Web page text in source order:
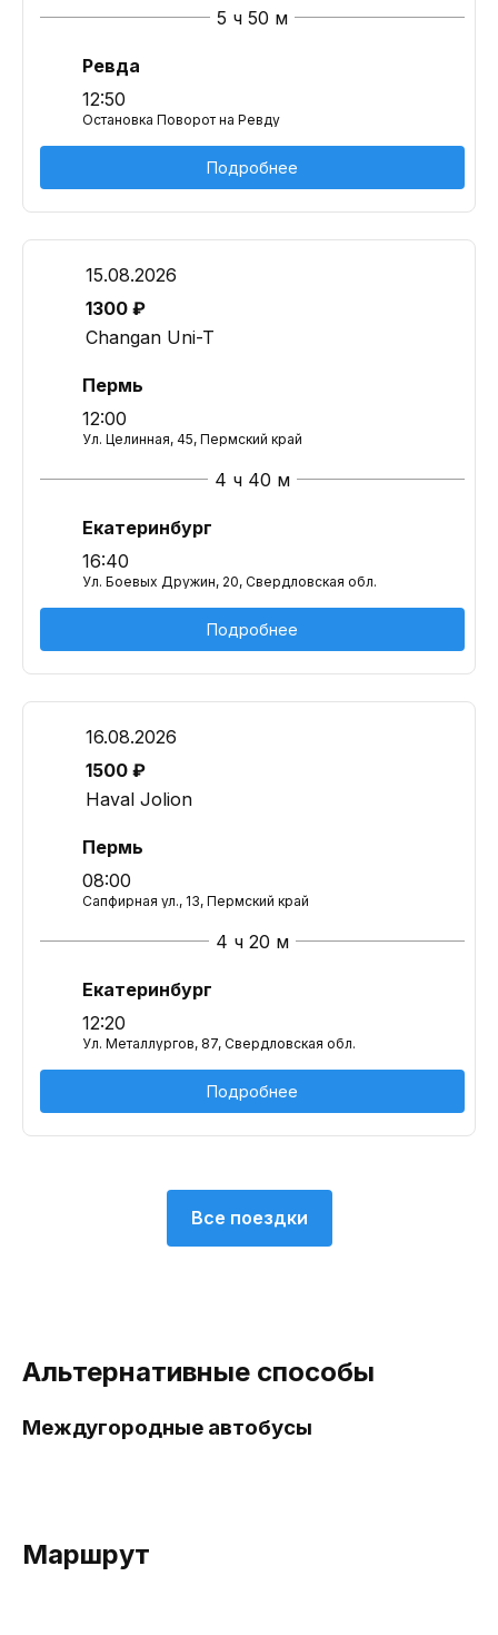
5 ч 50 м
Ревда
12:50
Остановка Поворот на Ревду
Подробнее
15.08.2026
1300 ₽
Changan Uni-T
Пермь
12:00
Ул. Целинная, 45, Пермский край
4 ч 40 м
Екатеринбург
16:40
Ул. Боевых Дружин, 20, Свердловская обл.
Подробнее
16.08.2026
1500 ₽
Haval Jolion
Пермь
08:00
Сапфирная ул., 13, Пермский край
4 ч 20 м
Екатеринбург
12:20
Ул. Металлургов, 87, Свердловская обл.
Подробнее
Все поездки
Альтернативные способы
Междугородные автобусы
Маршрут